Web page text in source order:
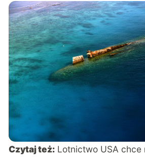
Czytaj też: Lotnictwo USA